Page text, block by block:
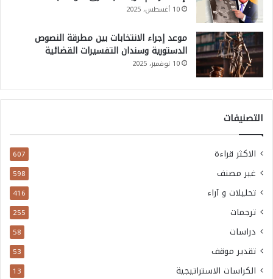
10 أغسطس، 2025
موعد إجراء الانتخابات بين مطرقة النصوص
الدستورية وسندان التفسيرات القضائية
10 نوفمبر، 2025
التصنيفات
الاكثر قراءة 607
غير مصنف 598
تحليلات و آراء 416
ترجمات 255
دراسات 58
تقدير موقف 53
الكراسات الاستراتيجية 13